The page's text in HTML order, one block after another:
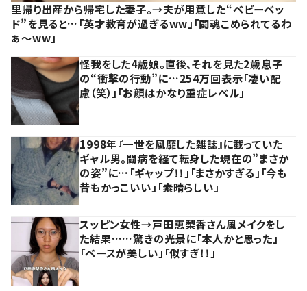
里帰り出産から帰宅した妻子。→夫が用意した“ベビーベッ
ド”を見ると…「英才教育が過ぎるww」「闘魂こめられてるわ
ぁ～ww」
怪我をした4歳娘。直後、それを見た2歳息子
の“衝撃の行動”に…254万回表示「凄い配
慮（笑）」「お顔はかなり重症レベル」
1998年『一世を風靡した雑誌』に載っていた
ギャル男。闘病を経て転身した現在の”まさか
の姿”に…「ギャップ！！」「まさかすぎる」「今も
昔もかっこいい」「素晴らしい」
スッピン女性→戸田恵梨香さん風メイクをし
た結果……驚きの光景に「本人かと思った」
「ベースが美しい」「似すぎ！！」